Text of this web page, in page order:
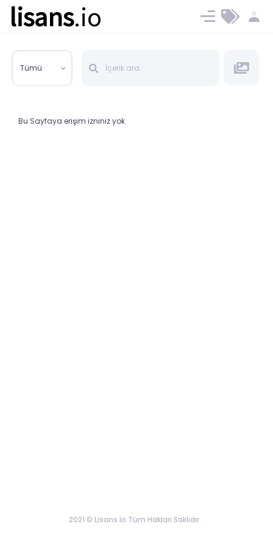
lisans.io Ücret ve Planlar
Tümü
Bu Sayfaya erişim izniniz yok
2021 © Lisans.io Tüm Hakları Saklıdır.